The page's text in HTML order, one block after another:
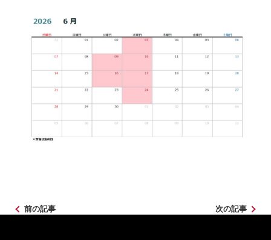
前の記事 次の記事